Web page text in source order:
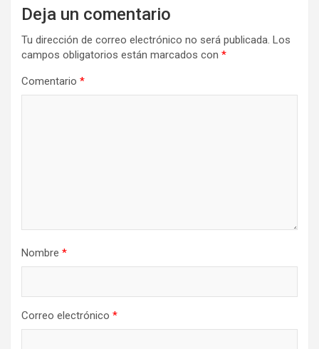
Deja un comentario
Tu dirección de correo electrónico no será publicada. Los
campos obligatorios están marcados con *
Comentario *
Nombre *
Correo electrónico *